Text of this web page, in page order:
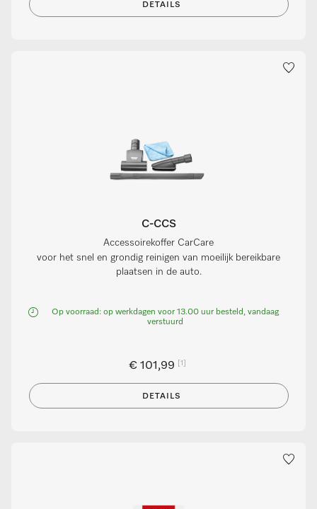
DETAILS
C-CCS
Accessoirekoffer CarCare
voor het snel en grondig reinigen van moeilijk bereikbare
plaatsen in de auto.
Op voorraad: op werkdagen voor 13.00 uur besteld, vandaag
verstuurd
€ 101,99 [1]
DETAILS